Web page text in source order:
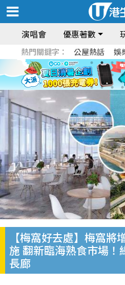
演唱會 優惠著數
熱門關鍵字： 公屋熱話 娛
【梅窩好去處】梅窩
施 翻新臨海熟食市場
長廊